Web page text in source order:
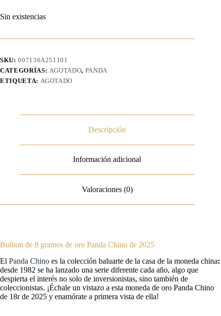
Sin existencias
SKU:007136A251101
CATEGORÍAS: AGOTADO, PANDA
ETIQUETA: AGOTADO
Descripción
Información adicional
Valoraciones (0)
Bullion de 8 gramos de oro Panda Chino de 2025
El Panda Chino es la colección baluarte de la casa de la moneda china:
desde 1982 se ha lanzado una serie diferente cada año, algo que
despierta el interés no solo de inversionistas, sino también de
coleccionistas. ¡Échale un vistazo a esta moneda de oro Panda Chino
de 18r de 2025 y enamórate a primera vista de ella!